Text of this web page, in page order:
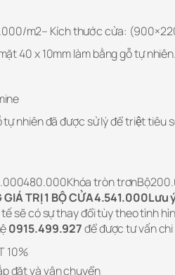
m2– Kích thước cửa:
40 x 10mm làm bằng gỗ tự nhiên.
nhiên đã được sử lý để triệt tiêu
tròn
GIÁ TRỊ 1 BỘ CỬA4.541.000Lưu
sẽ có sự thay đổi tùy theo tình
0915.499.927để được tư vấn
10%
đặt và vận chuyển